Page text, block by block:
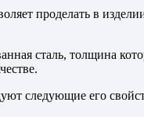
проделать в
сталь, толщина
следующие его